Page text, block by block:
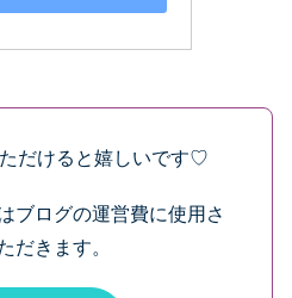
だけると嬉しいです♡
ブログの運営費に使用さ
だきます。